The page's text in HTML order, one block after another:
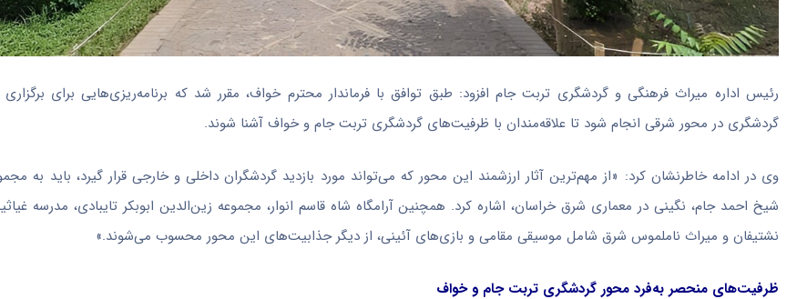
رئیس اداره میراث فرهنگی و گردشگری تربت جام افزود: طبق توافق با فرماندار محترمخواف، مقرر شد که برنامه‌ریزی‌هایی برای
گردشگری در محور شرقی انجام شود تا علاقه‌مندان با ظرفیت‌های گردشگری تربت جام وخواف آشنا شوند.
وی در ادامه خاطرنشان کرد: «از مهم‌ترین آثار ارزشمند این محور که می‌تواند مورد بازدید گردشگران داخلی و خارجی قرار گیرد، باید به
شیخ احمد جام، نگینی در معماری شرق خراسان، اشاره کرد. همچنین آرامگاه شاه قاسم انوار، مجموعه زین‌الدین ابوبکر تایبادی، مدرسه
نشتیفان و میراث ناملموس شرق شامل موسیقی مقامی و بازی‌های آئینی، از دیگر جذابیت‌های این محور محسوب می‌شوند.»
ظرفیت‌های منحصر به‌فرد محور گردشگری تربت جام وخواف